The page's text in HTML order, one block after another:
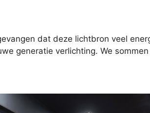
dat deze lichtbron veel
generatie verlichting. We